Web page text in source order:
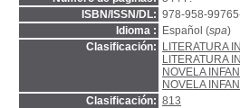
ISBN/ISSN/DL: 978-958-
Idioma :
Español (spa)
Clasificación:
LITERATURA
LITERATURA
NOVELA
NOVELA
Clasificación: 813